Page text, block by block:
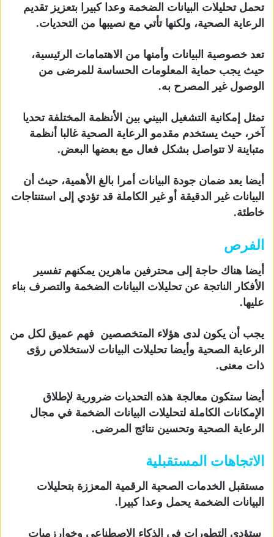
تحمل تحليلات البيانات الضخمة وعدا كبيرا بتعزيز تقديم
الرعاية الصحية، ولكنها تأتي مع نصيبها من التحديات.
تعد خصوصية البيانات وأمنها من الاهتمامات الرئيسية،
حيث يجب حماية المعلومات الحساسة للمرضى من
الوصول غير المصرح به.
تمثل إمكانية التشغيل البيني بين الأنظمة المختلفة تحديا
آخر، حيث يستخدم مقدمو الرعاية الصحية غالبا أنظمة
متباينة لا تتواصل بشكل فعال مع بعضها البعض.
أيضا يعد ضمان جودة البيانات أمرا بالغ الأهمية، حيث أن
البيانات غير الدقيقة أو غير الكاملة قد تؤدي إلى استنتاجات
خاطئة.
الفرص
أيضا هناك حاجة إلى محترفين ماهرين يمكنهم تفسير
الأفكار الناتجة عن تحليلات البيانات الضخمة والتصرف بناء
عليها.
يجب أن يكون لدى هؤلاء المتخصصين فهم عميق لكل من
الرعاية الصحية وأيضا تحليلات البيانات لاستخلاص رؤى
ذات معنى.
أيضا ستكون معالجة هذه التحديات ضرورية لإطلاق
الإمكانات الكاملة لتحليلات البيانات الضخمة في مجال
الرعاية الصحية وتحسين نتائج المرضى.
الاتجاهات المستقبلية
مستقبل الخدمات الصحية الرقمية المعززة بتحليلات
البيانات الضخمة يحمل وعدا كبيرا.
ستؤدي التطورات في الذكاء الاصطناعي وخوارزميات